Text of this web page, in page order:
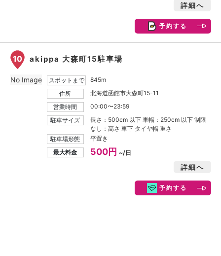
詳細へ
予約する
10 akippa 大森町15駐車場
スポットまで
845m
住所
北海道函館市大森町15-11
営業時間
00:00〜23:59
駐車サイズ
長さ：500cm 以下 車幅：250cm 以下 制限
なし：高さ 車下 タイヤ幅 重さ
駐車場形態
平置き
最大料金
500円 ~/日
詳細へ
予約する
No Image